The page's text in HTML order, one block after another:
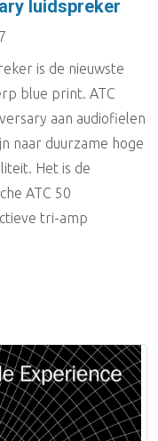
luidspreker
is de nieuwste
blue print. ATC
aan audiofielen
naar duurzame hoge
Het is de
ATC 50
tri-amp